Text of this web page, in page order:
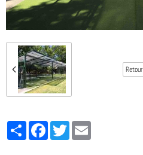
Retour
PartagerFacebookTwitter